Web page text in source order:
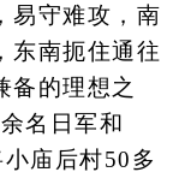
易守难攻，南
东南扼住通往
备的理想之
名日军和
庙后村50多